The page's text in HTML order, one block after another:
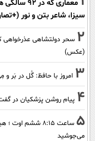
معماری که
سیزا، شاعر بتن و نور
2 سحر دولتشاهی عذرخواهی
(عکس)
3 امروز با حافظ: گُل در بَر
4 پیام روشن پزشکیان در
5
ساعت ۸:۱۵ ششم
می‌جوشید